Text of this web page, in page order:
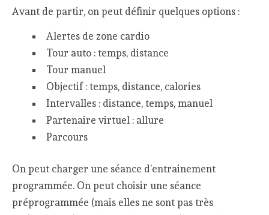
Avant de partir, on peut définir quelques options :
Alertes de zone cardio
Tour auto : temps, distance
Tour manuel
Objectif : temps, distance, calories
Intervalles : distance, temps, manuel
Partenaire virtuel : allure
Parcours
On peut charger une séance d’entrainement
programmée. On peut choisir une séance
préprogrammée (mais elles ne sont pas très